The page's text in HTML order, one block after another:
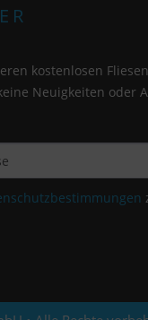
kostenlosen
Neuigkeiten oder